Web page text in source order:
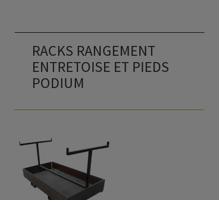
RACKS RANGEMENT
ENTRETOISE ET PIEDS
PODIUM